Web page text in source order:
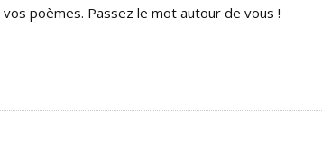
poèmes. Passez le mot autour de vous !